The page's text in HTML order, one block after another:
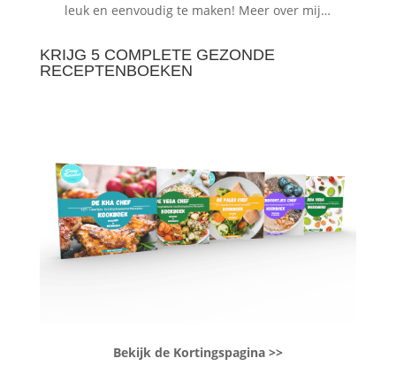
leuk en eenvoudig te maken! Meer over mij…
KRIJG 5 COMPLETE GEZONDE
RECEPTENBOEKEN
Bekijk de Kortingspagina >>